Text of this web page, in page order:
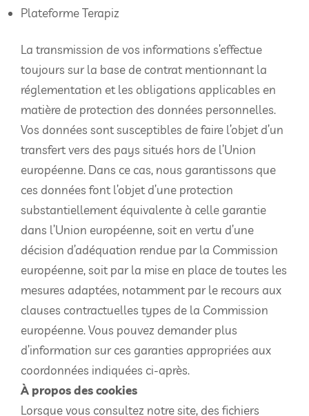
Plateforme Terapiz
La transmission de vos informations s’effectue
toujours sur la base de contrat mentionnant la
réglementation et les obligations applicables en
matière de protection des données personnelles.
Vos données sont susceptibles de faire l’objet d’un
transfert vers des pays situés hors de l’Union
européenne. Dans ce cas, nous garantissons que
ces données font l’objet d’une protection
substantiellement équivalente à celle garantie
dans l’Union européenne, soit en vertu d’une
décision d’adéquation rendue par la Commission
européenne, soit par la mise en place de toutes les
mesures adaptées, notamment par le recours aux
clauses contractuelles types de la Commission
européenne. Vous pouvez demander plus
d’information sur ces garanties appropriées aux
coordonnées indiquées ci-après.
À propos des cookies
Lorsque vous consultez notre site, des fichiers